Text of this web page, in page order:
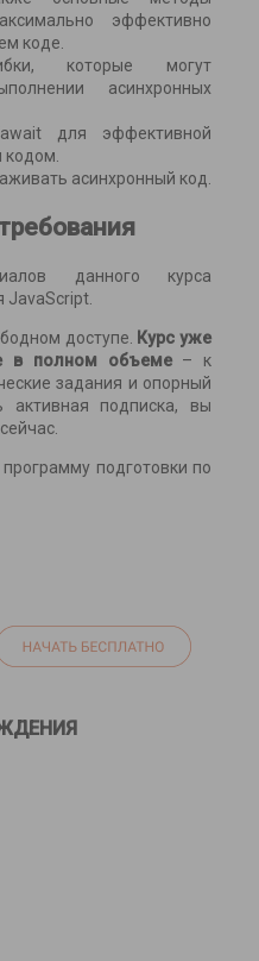
эффективно
коде.
которые могут
асинхронных
await для эффективной
асинхронный код.
данного курса
JavaScript.
доступе. Курс уже
в полном объеме– к
задания и опорный
активная подписка, вы
подготовки по